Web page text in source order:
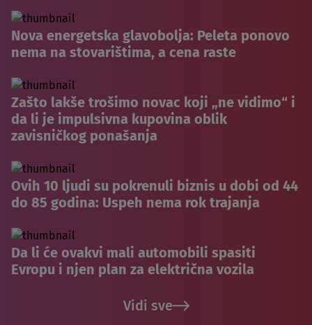
Nova energetska glavobolja: Peleta ponovo
nema na stovarištima, a cena raste
Zašto lakše trošimo novac koji „ne vidimo“ i
da li je impulsivna kupovina oblik
zavisničkog ponašanja
Ovih 10 ljudi su pokrenuli biznis u dobi od 44
do 85 godina: Uspeh nema rok trajanja
Da li će ovakvi mali automobili spasiti
Evropu i njen plan za električna vozila
Vidi sve